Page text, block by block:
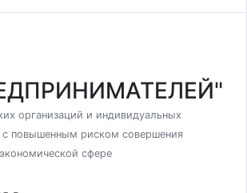
организаций и индивидуальных
с повышенным риском совершения
сфере